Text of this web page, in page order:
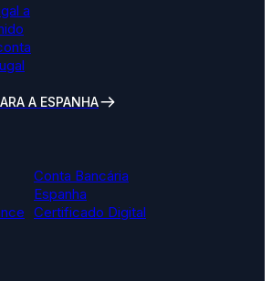
a
A ESPANHA
Conta Bancária
Espanha
Certificado Digital